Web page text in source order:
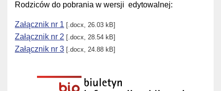
Rodziców do pobrania w wersji edytowalnej:
Załącznik nr 1 [.docx, 26.03 kB]
Załącznik nr 2 [.docx, 28.54 kB]
Załącznik nr 3 [.docx, 24.88 kB]